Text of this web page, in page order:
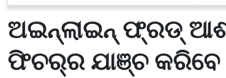
ଅଇନ୍‌ଲାଇନ୍ ଫ୍ରଡ୍
ଫିଚର୍‌ର ଯାଞ୍ଚ କରିବେ